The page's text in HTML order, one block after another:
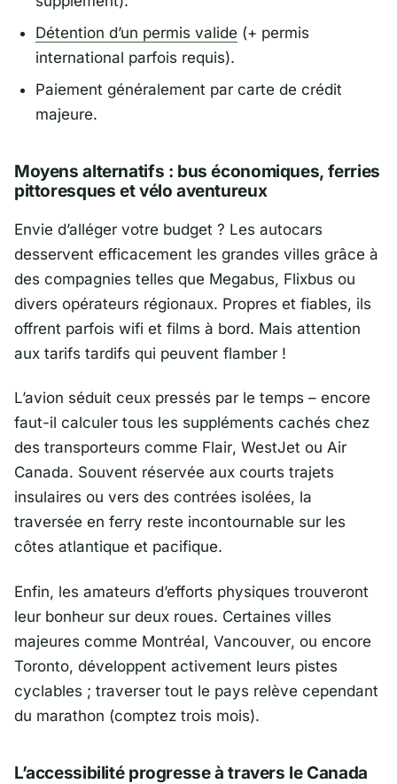
Détention d’un permis valide (+ permis
international parfois requis).
Paiement généralement par carte de crédit
majeure.
Moyens alternatifs : bus économiques, ferries
pittoresques et vélo aventureux
Envie d’alléger votre budget ? Les autocars
desservent efficacement les grandes villes grâce à
des compagnies telles que Megabus, Flixbus ou
divers opérateurs régionaux. Propres et fiables, ils
offrent parfois wifi et films à bord. Mais attention
aux tarifs tardifs qui peuvent flamber !
L’avion séduit ceux pressés par le temps – encore
faut-il calculer tous les suppléments cachés chez
des transporteurs comme Flair, WestJet ou Air
Canada. Souvent réservée aux courts trajets
insulaires ou vers des contrées isolées, la
traversée en ferry reste incontournable sur les
côtes atlantique et pacifique.
Enfin, les amateurs d’efforts physiques trouveront
leur bonheur sur deux roues. Certaines villes
majeures comme Montréal, Vancouver, ou encore
Toronto, développent activement leurs pistes
cyclables ; traverser tout le pays relève cependant
du marathon (comptez trois mois).
L’accessibilité progresse à travers le Canada